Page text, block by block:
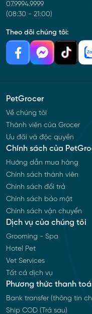
07.9994.9999
(08:30 - 21:00)
Theo dõi chúng tôi:
PetGrocer
Về chúng tôi
Thành viên của Grocer
Ưu đãi và độc quyền
Chính sách của
Hướng dẫn mua hàng
Chính sách thành viên
Chính sách đổi trả
Chính sách bảo mật
Chính sách vận chuyển
Dịch vụ của chúng tôi
Grooming - Spa
Hotel Pet
Vet Services
Tất cả dịch vụ
Phương thức thanh
Bank transfer (thông tin
Ship COD (Trả sau)